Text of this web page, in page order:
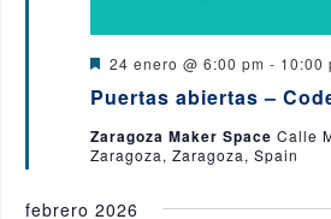
Puertas abiertas –
D
s
a
c
24 enero @ 6:00 pm - 10:00
Zaragoza Maker Space Calle
Zaragoza, Zaragoza, Spain
febrero 2026